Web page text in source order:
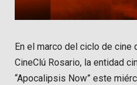
En el marco del ciclo de cine
CineClú Rosario, la entidad
“Apocalipsis Now” este